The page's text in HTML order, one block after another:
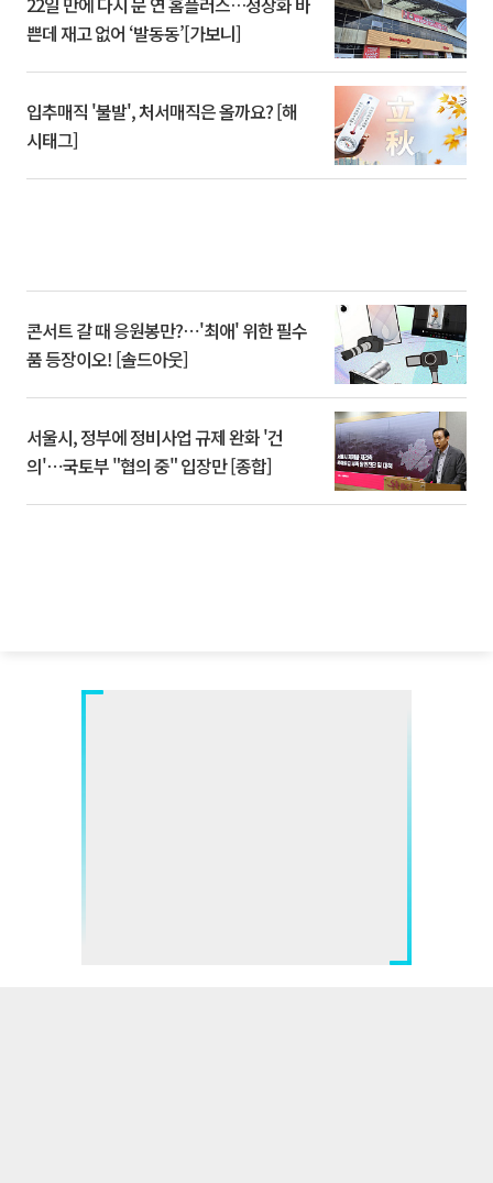
쁜데 재고 없어 ‘발동동’[가보니]
입추매직 '불발', 처서매직은 올까요? [해
시태그]
콘서트 갈 때 응원봉만?⋯'최애' 위한 필수
품 등장이오! [솔드아웃]
서울시, 정부에 정비사업 규제 완화 '건
의'⋯국토부 "협의 중" 입장만 [종합]